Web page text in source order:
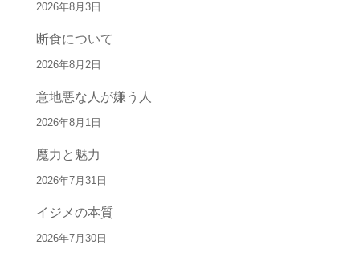
2026年8月3日
断食について
2026年8月2日
意地悪な人が嫌う人
2026年8月1日
魔力と魅力
2026年7月31日
イジメの本質
2026年7月30日